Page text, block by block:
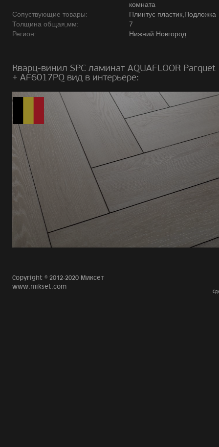
комната
Сопуствующие товары:
Плинтус пластик,Подложка
Толщина общая,мм:
7
Регион:
Нижний Новгород
Кварц-винил SPC ламинат AQUAFLOOR Parquet
+ AF6017PQ вид в интерьере:
Copyright © 2012-2020 Миксет
www.mikset.com